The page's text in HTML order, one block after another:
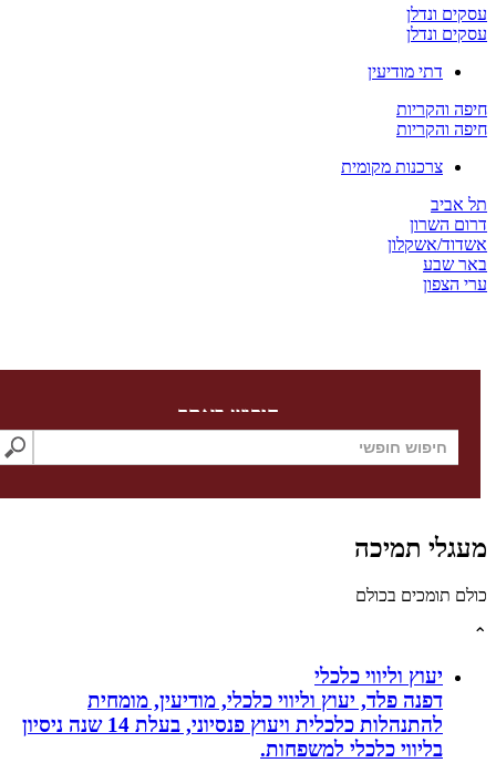
ונדלן
ונדלן
דתי מודיעין
צרכנות מקומית
אשקלון
חיפוש באתר
תמיכה
בכולם
יעוץ וליווי כלכלי
דפנה פלד, יעוץ וליווי כלכלי, מודיעין, מומחית
להתנהלות כלכלית ויעוץ פנסיוני, בעלת 14 שנה ניסיון
בליווי כלכלי למשפחות.